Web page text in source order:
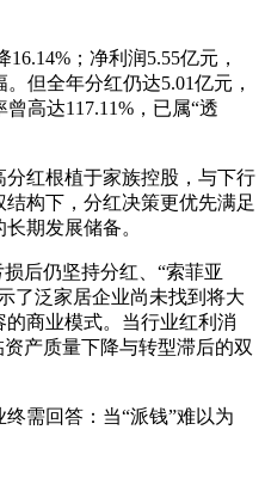
；净利润5.55亿元，
但全年分红仍达5.01亿元，
高达117.11%，已属“透
红根植于家族控股，与下行
构下，分红决策更优先满足
期发展储备。
后仍坚持分红、“索菲亚
了泛家居企业尚未找到将大
商业模式。当行业红利消
产质量下降与转型滞后的双
需回答：当“派钱”难以为